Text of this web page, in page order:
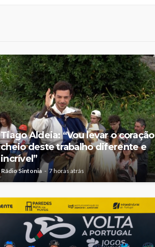
Tiago Aldeia: “Vou levar o coração
cheio deste trabalho diferente e
incrível”
Rádio Sintonia 7 horas atrás